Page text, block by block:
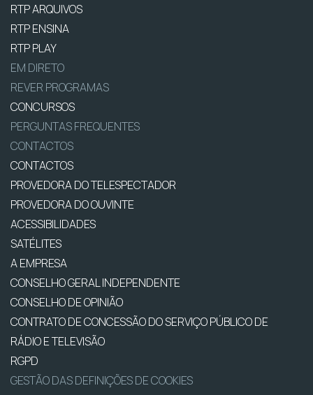
RTP ARQUIVOS
RTP ENSINA
RTP PLAY
EM DIRETO
REVER PROGRAMAS
CONCURSOS
PERGUNTAS FREQUENTES
CONTACTOS
CONTACTOS
PROVEDORA DO TELESPECTADOR
PROVEDORA DO OUVINTE
ACESSIBILIDADES
SATÉLITES
A EMPRESA
CONSELHO GERAL INDEPENDENTE
CONSELHO DE OPINIÃO
CONTRATO DE CONCESSÃO DO SERVIÇO PÚBLICO DE
RÁDIO E TELEVISÃO
RGPD
GESTÃO DAS DEFINIÇÕES DE COOKIES